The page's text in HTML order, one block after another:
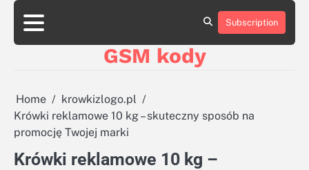
Skip
content
aluminumboatplans.com
dobra-
Strony
aluminumboatplans.com
dobra-
Strony
Kontakt
Kontakt
Subscription
GSM kody
Home
krowkizlogo.pl
Krówki reklamowe 10 kg – skuteczny sposób na
promocję Twojej marki
Krówki reklamowe 10 kg –